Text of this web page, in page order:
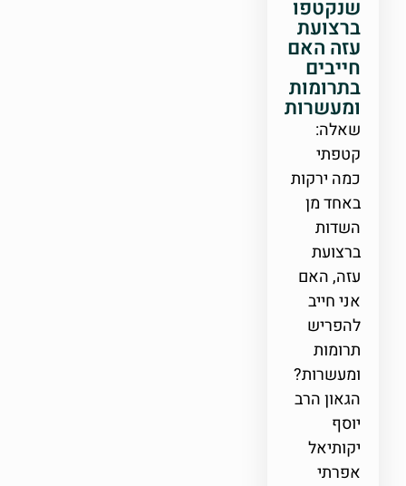
שנקטפו
ברצועת
עזה האם
חייבים
בתרומות
ומעשרות
שאלה:
קטפתי
כמה ירקות
באחד מן
השדות
ברצועת
עזה, האם
אני חייב
להפריש
תרומות
ומעשרות?
הגאון הרב
יוסף
יקותיאל
אפרתי